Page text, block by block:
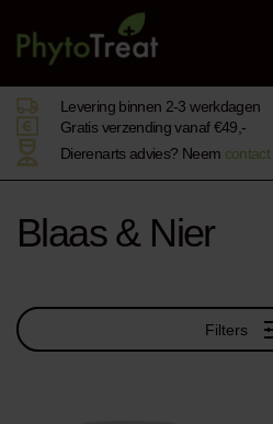
Levering binnen 2-3 werkdagen
Gratis verzending vanaf €49,-
Dierenarts advies? Neem contact
Blaas & Nier
Filters